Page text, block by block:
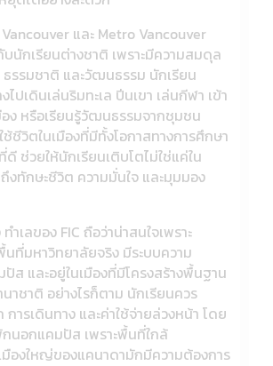
และ Metro Vancouver
นักเรียนต่างชาติ เพราะมีความสมดุล
ธรรมชาติ และวัฒนธรรม นักเรียน
ไปเดินเล่นริมทะเล ปีนเขา เล่นกีฬา เข้า
อง หรือเรียนรู้วัฒนธรรมจากชุมชน
ช้ชีวิตในเมืองที่มีทั้งโอกาสทางการศึกษา
ช่วยให้นักเรียนเติบโตไม่ใช่แค่ใน
งทักษะชีวิต ความมั่นใจ และมุมมอง
เลของ FIC ถือว่าน่าสนใจเพราะ
นที่มหาวิทยาลัยจริง มีระบบความ
ส และอยู่ในเมืองที่มีโครงสร้างพื้นฐาน
าชาติ อย่างไรก็ตาม นักเรียนควร
การเดินทาง และค่าใช้จ่ายล่วงหน้า โดย
กนอกแคมปัส เพราะพื้นที่ใกล้
มืองใหญ่ของแคนาดามักมีความต้องการ